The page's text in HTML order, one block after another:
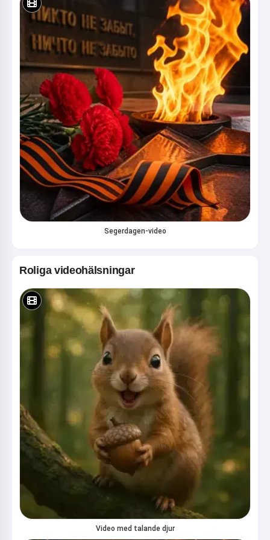
Segerdagen-video
Roliga videohälsningar
Video med talande djur